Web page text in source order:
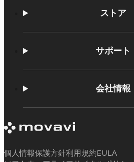
ストア
Mac製品
サポート
使い方
体験版の制約
払い戻し
会社情報
お客様の声
当社が選ばれる理由
個人情報保護方針利用規約EULA